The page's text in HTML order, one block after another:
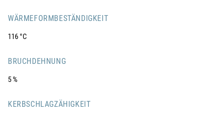
WÄRMEFORMBESTÄNDIGKEIT
116 °C
BRUCHDEHNUNG
5 %
KERBSCHLAGZÄHIGKEIT